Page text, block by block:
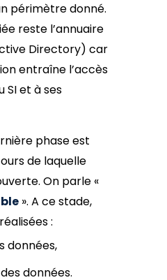
périmètre donné.
reste l’annuaire
Directory) car
entraîne l’accès
SI et à ses
phase est
de laquelle
On parle «
». A ce stade,
:
données,
données.